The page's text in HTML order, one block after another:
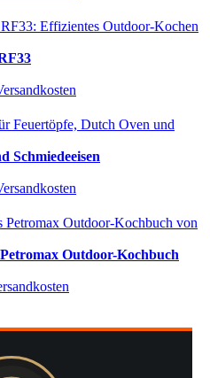
Schmiedeeisen
Outdoor-Kochbuch